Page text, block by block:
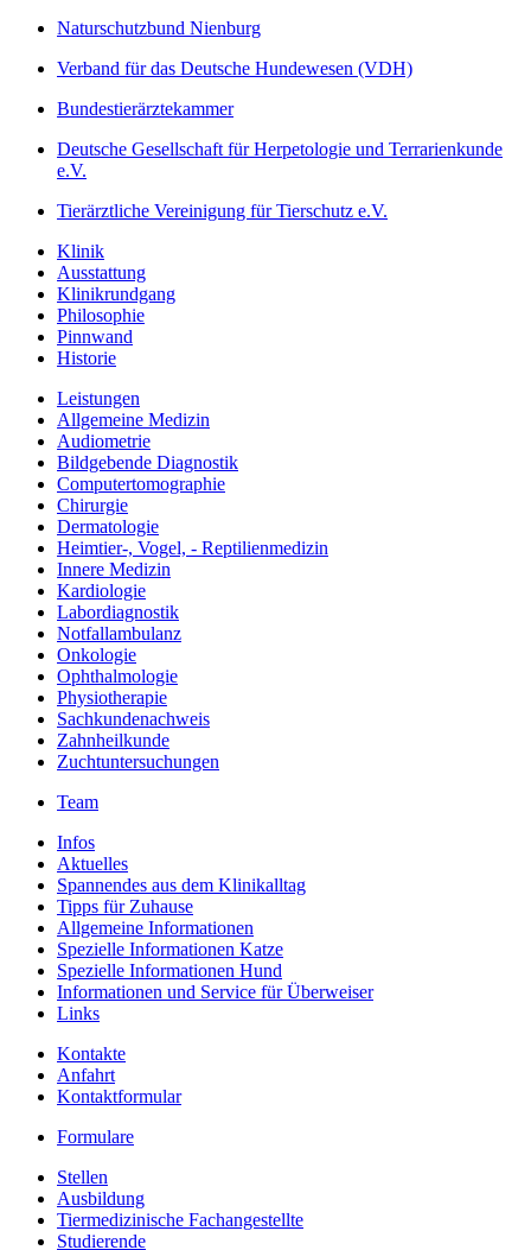
Naturschutzbund Nienburg
Verband für das Deutsche Hundewesen (VDH)
Bundestierärztekammer
Deutsche Gesellschaft für Herpetologie und Terrarienkunde
e.V.
Tierärztliche Vereinigung für Tierschutz e.V.
Klinik
Ausstattung
Klinikrundgang
Philosophie
Pinnwand
Historie
Leistungen
Allgemeine Medizin
Audiometrie
Bildgebende Diagnostik
Computertomographie
Chirurgie
Dermatologie
Heimtier-, Vogel, - Reptilienmedizin
Innere Medizin
Kardiologie
Labordiagnostik
Notfallambulanz
Onkologie
Ophthalmologie
Physiotherapie
Sachkundenachweis
Zahnheilkunde
Zuchtuntersuchungen
Team
Infos
Aktuelles
Spannendes aus dem Klinikalltag
Tipps für Zuhause
Allgemeine Informationen
Spezielle Informationen Katze
Spezielle Informationen Hund
Informationen und Service für Überweiser
Links
Kontakte
Anfahrt
Kontaktformular
Formulare
Stellen
Ausbildung
Tiermedizinische Fachangestellte
Studierende